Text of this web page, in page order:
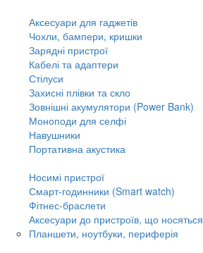
Аксесуари для гаджетів
Чохли, бампери, кришки
Зарядні пристрої
Кабелі та адаптери
Стілуси
Захисні плівки та скло
Зовнішні акумулятори (Power Bank)
Моноподи для селфі
Навушники
Портативна акустика
Носимі пристрої
Смарт-годинники (Smart watch)
Фітнес-браслети
Аксесуари до пристроїв, що носяться
Планшети, ноутбуки, периферія